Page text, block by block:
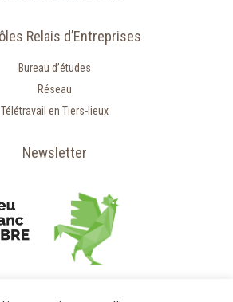
Relais d’Entreprises
Bureau d’études
Réseau
Télétravail en Tiers-lieux
Newsletter